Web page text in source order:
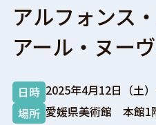
アルフォンス
アール・ヌー
日時 2025年4月12日（土）
場所 愛媛県美術館 本館1